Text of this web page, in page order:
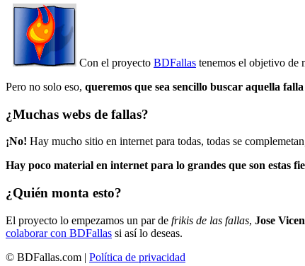
Con el proyecto BDFallas tenemos el objetivo de
Pero no solo eso, queremos que sea sencillo buscar aquella
¿Muchas webs de fallas?
¡No! Hay mucho sitio en internet para todas, todas se
Hay poco material en internet para lo grandes que son estas
¿Quién monta esto?
El proyecto lo empezamos un par de frikis de las fallas, Jose
colaborar con BDFallas si así lo deseas.
© BDFallas.com | Política de privacidad